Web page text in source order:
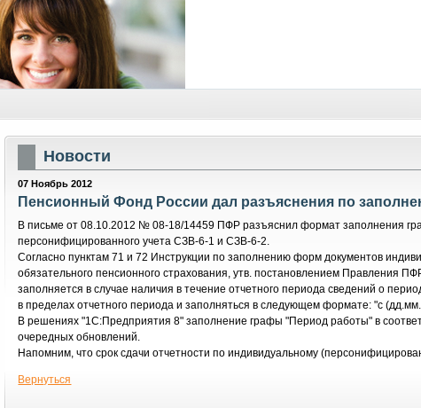
Новости
07 Ноябрь 2012
Пенсионный Фонд России дал разъяснения по
В письме от 08.10.2012 № 08-18/14459 ПФР разъяснил формат заполнения
персонифицированного учета СЗВ-6-1 и СЗВ-6-2.
Согласно пунктам 71 и 72 Инструкции по заполнению форм документов
обязательного пенсионного страхования, утв. постановлением Правления
заполняется в случае наличия в течение отчетного периода сведений о
в пределах отчетного периода и заполняться в следующем формате: "с
В решениях "1С:Предприятия 8" заполнение графы "Период работы" в
очередных обновлений.
Напомним, что срок сдачи отчетности по индивидуальному
Вернуться